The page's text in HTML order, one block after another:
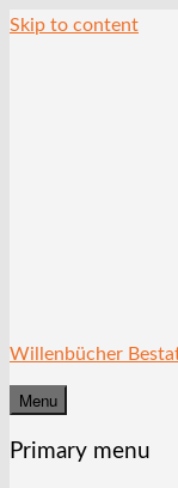
Skip to content
Willenbücher
Menu
Primary menu